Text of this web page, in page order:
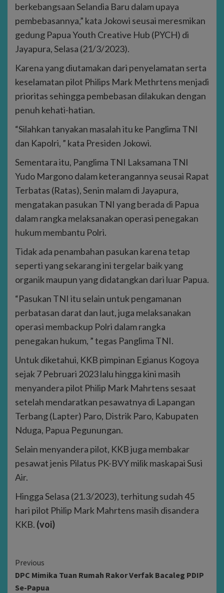
berkebangsaan Selandia Baru dalam upaya
pembebasannya,” kata Jokowi seusai meresmikan
gedung Papua Youth Creative Hub (PYCH) di
Jayapura, Selasa (21/3/2023).
Karena yang diutamakan dari penyelamatan serta
keselamatan pilot Philips Mark Methrtens menjadi
prioritas sehingga pembebasan dilakukan dengan
penuh kehati-hatian.
“Silahkan tanyakan masalah itu ke Panglima TNI
dan Kapolri, ” kata Presiden Jokowi.
Sementara itu, Panglima TNI Laksamana TNI
Yudo Margono dalam keterangannya seusai Rapat
Terbatas (Ratas), Senin malam di Jayapura,
mengatakan pasukan TNI yang berada di Papua
dalam rangka melaksanakan operasi penegakan
hukum membantu Polri.
Tidak ada penambahan pasukan karena tetap
seperti yang sekarang ini tergelar baik yang
organik maupun yang didatangkan dari luar Papua.
“Pasukan TNI itu selain untuk pengamanan
perbatasan darat dan laut, juga melaksanakan
operasi membackup Polri dalam rangka
penegakan hukum, ” tegas Panglima TNI.
Untuk diketahui, KKB pimpinan Egianus Kogoya
sejak 7 Pebruari 2023 lalu hingga kini masih
menyandera pilot Philip Mark Mahrtens sesaat
setelah mendaratkan pesawatnya di Lapangan
Terbang (Lapter) Paro, Distrik Paro, Kabupaten
Nduga, Papua Pegunungan.
Selain menyandera pilot, KKB juga membakar
pesawat jenis Pilatus PK-BVY milik maskapai Susi
Air.
Hingga Selasa (21.3/2023), terhitung sudah 45
hari pilot Philip Mark Mahrtens masih disandera
KKB. (voi)
Continue
Reading
Previous
DPC Mimika Tuan Rumah Rakor Verfak Bacaleg PDIP
Se-Papua